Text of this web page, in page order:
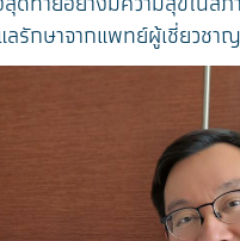
รักษาจากแพทย์ผู้เชี่ยวชา